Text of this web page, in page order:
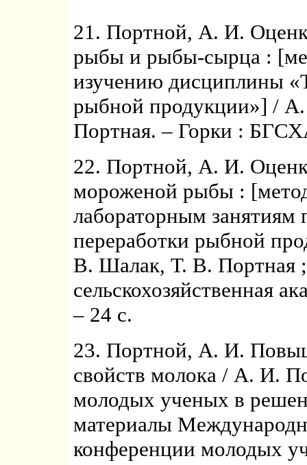
21. Портной, А. И.
рыбы и рыбы-сырца :
изучению дисциплины
рыбной продукции»] /
Портная. – Горки :
22. Портной, А. И.
мороженой рыбы :
лабораторным занятиям
переработки рыбной
В. Шалак, Т. В. Портная ;
сельскохозяйственная
– 24 с.
23. Портной, А. И.
свойств молока / А. И.
молодых ученых в
материалы
конференции молодых